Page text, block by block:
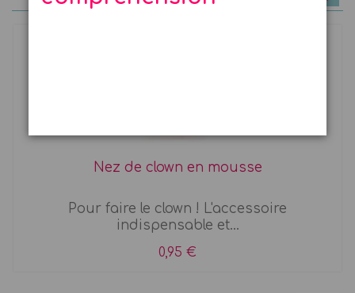
Nez de clown en mousse
Pour faire le clown ! L'accessoire
indispensable et...
0,95 €